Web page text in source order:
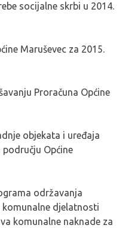
socijalne skrbi u 2014.
Maruševec za 2015.
Proračuna Općine
objekata i uređaja
Općine
održavanja
djelatnosti
komunalne naknade za